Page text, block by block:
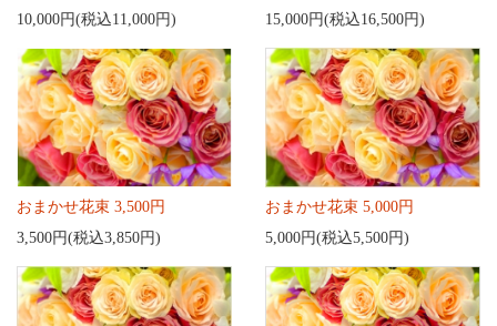
10,000円(税込11,000円)
15,000円(税込16,500円)
おまかせ花束 3,500円
3,500円(税込3,850円)
おまかせ花束 5,000円
5,000円(税込5,500円)